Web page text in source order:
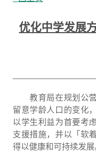
优化中学发展
教育局在规划公营
留意学龄人口的变化
以学生利益为首要考
支援措施，并以「软
得以健康和可持续发展